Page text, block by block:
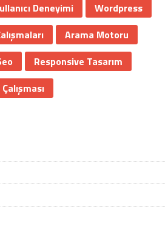
Deneyimi
Wordpress
Arama Motoru
Responsive Tasarım